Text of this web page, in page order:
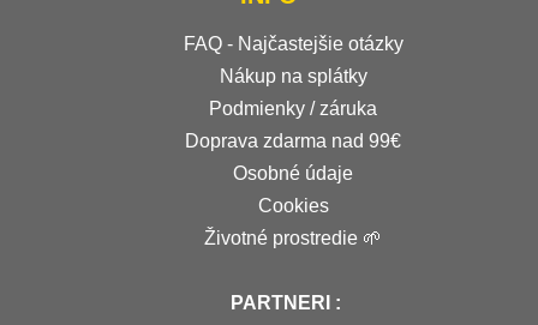
FAQ - Najčastejšie otázky
Nákup na splátky
Podmienky / záruka
Doprava zdarma nad 99€
Osobné údaje
Cookies
Životné prostredie 🌱
PARTNERI :